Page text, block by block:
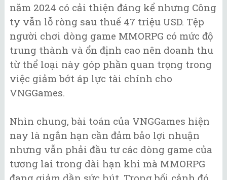
năm 2024 có cải thiện đáng kể nhưng Công
ty vẫn lỗ ròng sau thuế 47 triệu USD. Tệp
người chơi dòng game MMORPG có mức độ
trung thành và ổn định cao nên doanh thu
từ thể loại này góp phần quan trọng trong
việc giảm bớt áp lực tài chính cho
VNGGames.
Nhìn chung, bài toán của VNGGames hiện
nay là ngắn hạn cần đảm bảo lợi nhuận
nhưng vẫn phải đầu tư các dòng game của
tương lai trong dài hạn khi mà MMORPG